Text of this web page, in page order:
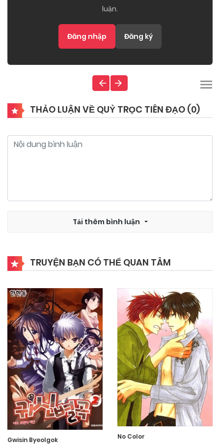
luận.
Đăng nhập Đăng ký
THẢO LUẬN VỀ QUỶ TRỌC TIÊN ĐẠO (0)
Tải thêm bình luận
TRUYỆN BẠN CÓ THỂ QUAN TÂM
Gwisin Byeolgok No Color